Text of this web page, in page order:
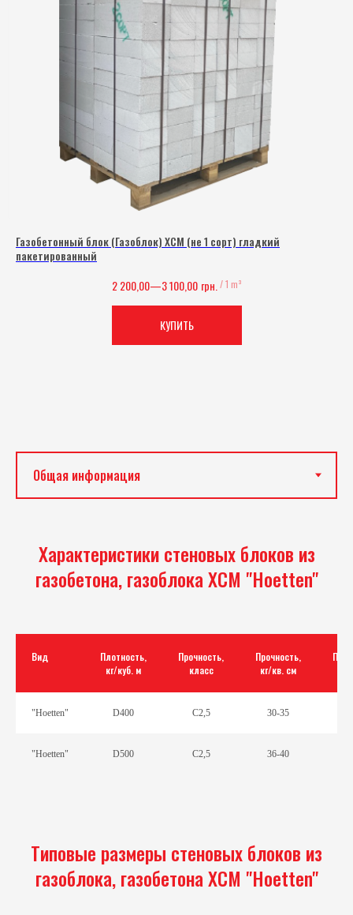
Газобетонный блок (Газоблок) ХСМ (не 1 сорт) гладкий
пакетированный
2 200,00—3 100,00 грн. / 1 m³
КУПИТЬ
Характеристики стеновых блоков из
газобетона, газоблока ХСМ "Hoetten"
Вид
Плотность,
кг/куб. м
Прочность,
класс
Прочность,
кг/кв. см
"Hоetten" D400 С2,5 30-35
"Hоetten" D500 С2,5 36-40
Типовые размеры стеновых блоков из
газоблока, газобетона ХСМ "Hoetten"